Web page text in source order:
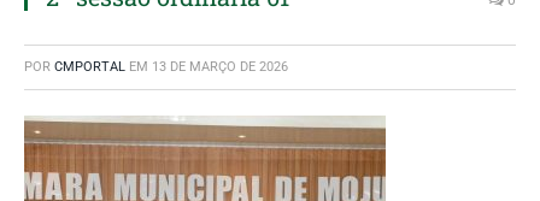
POR CMPORTAL EM 13 DE MARÇO DE 2026